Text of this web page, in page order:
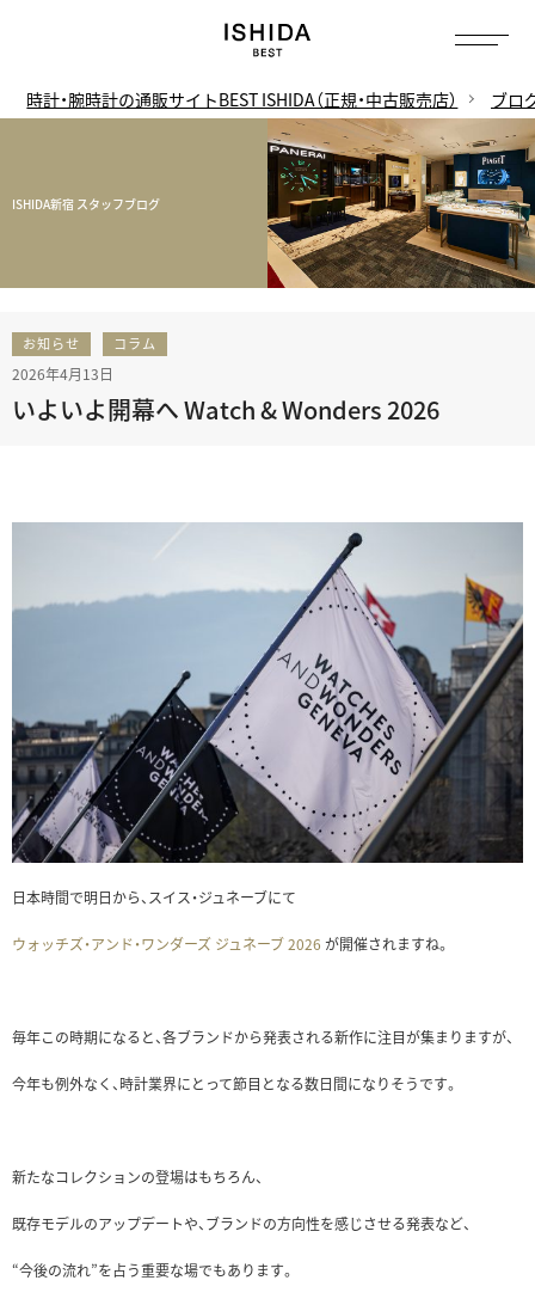
時計・腕時計の通販サイトBEST ISHIDA（正規・中古販売店） ブロ
ISHIDA新宿 スタッフブログ
お知らせ コラム
2026年4月13日
いよいよ開幕へ Watch & Wonders 2026
日本時間で明日から、スイス・ジュネーブにて
ウォッチズ・アンド・ワンダーズ ジュネーブ 2026 が開催されますね。
毎年この時期になると、各ブランドから発表される新作に注目が集まりますが、
今年も例外なく、時計業界にとって節目となる数日間になりそうです。
新たなコレクションの登場はもちろん、
既存モデルのアップデートや、ブランドの方向性を感じさせる発表など、
“今後の流れ”を占う重要な場でもあります。